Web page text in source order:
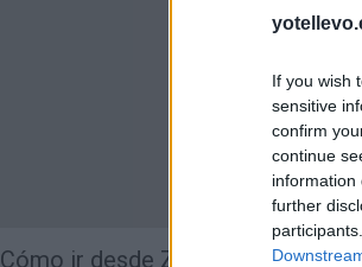
If you wish
sensitive
confirm
continue
information
further
Cómo ir desde Zamora De